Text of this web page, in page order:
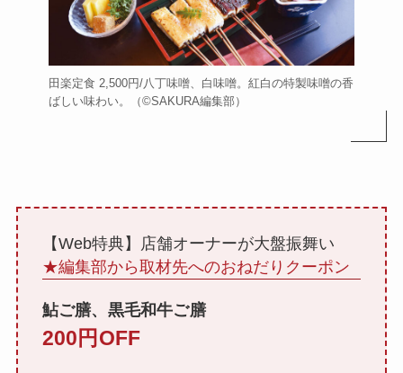
田楽定食 2,500円/八丁味噌、白味噌。紅白の特製味噌の香
ばしい味わい。（©️SAKURA編集部）
【Web特典】店舗オーナーが大盤振舞い
★編集部から取材先へのおねだりクーポン
鮎ご膳、黒毛和牛ご膳
200円OFF